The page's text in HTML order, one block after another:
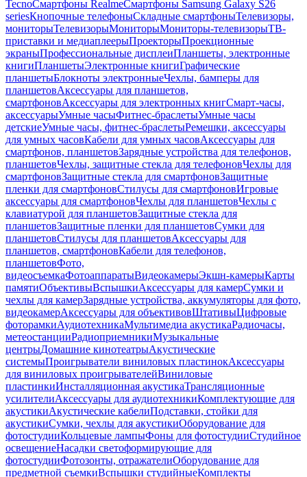
TecnoСмартфоны RealmeСмартфоны Samsung Galaxy S26
seriesКнопочные телефоныСкладные смартфоныТелевизоры,
мониторыТелевизорыМониторыМониторы-телевизорыТВ-
приставки и медиаплеерыПроекторыПроекционные
экраныПрофессиональные дисплеиПланшеты, электронные
книгиПланшетыЭлектронные книгиГрафические
планшетыБлокноты электронныеЧехлы, бамперы для
планшетовАксессуары для планшетов,
смартфоновАксессуары для электронных книгСмарт-часы,
аксессуарыУмные часыФитнес-браслетыУмные часы
детскиеУмные часы, фитнес-браслетыРемешки, аксессуары
для умных часовКабели для умных часовАксессуары для
смартфонов, планшетовЗарядные устройства для телефонов,
планшетовЧехлы, защитные стекла для телефоновЧехлы для
смартфоновЗащитные стекла для смартфоновЗащитные
пленки для смартфоновСтилусы для смартфоновИгровые
аксессуары для смартфоновЧехлы для планшетовЧехлы с
клавиатурой для планшетовЗащитные стекла для
планшетовЗащитные пленки для планшетовСумки для
планшетовСтилусы для планшетовАксессуары для
планшетов, смартфоновКабели для телефонов,
планшетовФото,
видеосъемкаФотоаппаратыВидеокамерыЭкшн-камерыКарты
памятиОбъективыВспышкиАксессуары для камерСумки и
чехлы для камерЗарядные устройства, аккумуляторы для фото,
видеокамерАксессуары для объективовШтативыЦифровые
фоторамкиАудиотехникаМультимедиа акустикаРадиочасы,
метеостанцииРадиоприемникиМузыкальные
центрыДомашние кинотеатрыАкустические
системыПроигрыватели виниловых пластинокАксессуары
для виниловых проигрывателейВиниловые
пластинкиИнсталляционная акустикаТрансляционные
усилителиАксессуары для аудиотехникиКомплектующие для
акустикиАкустические кабелиПодставки, стойки для
акустикиСумки, чехлы для акустикиОборудование для
фотостудииКольцевые лампыФоны для фотостудииСтудийное
освещениеНасадки светоформирующие для
фотостудииФотозонты, отражателиОборудование для
предметной съемкиВспышки студийныеКомплекты